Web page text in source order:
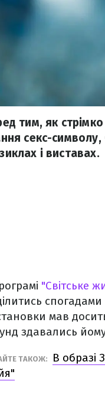
тим, як
секс-
і виставах.
"Світське
мав
здавались
ТАКОЖ:
В образі